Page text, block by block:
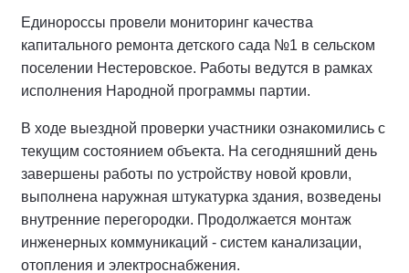
Единороссы провели мониторинг качества
капитального ремонта детского сада №1 в сельском
поселении Нестеровское. Работы ведутся в рамках
исполнения Народной программы партии.
В ходе выездной проверки участники ознакомились с
текущим состоянием объекта. На сегодняшний день
завершены работы по устройству новой кровли,
выполнена наружная штукатурка здания, возведены
внутренние перегородки. Продолжается монтаж
инженерных коммуникаций - систем канализации,
отопления и электроснабжения.